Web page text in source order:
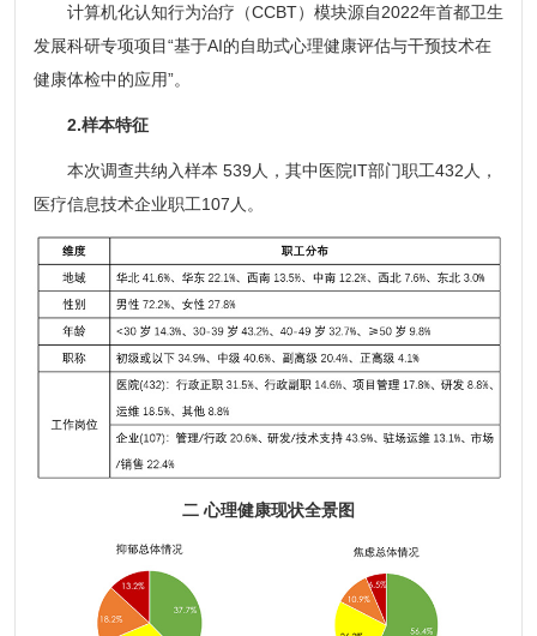
计算机化认知行为治疗（CCBT）模块源自2022年首都卫生
发展科研专项项目“基于AI的自助式心理健康评估与干预技术在
健康体检中的应用”。
2.样本特征
本次调查共纳入样本 539人，其中医院IT部门职工432人，
医疗信息技术企业职工107人。
二 心理健康现状全景图